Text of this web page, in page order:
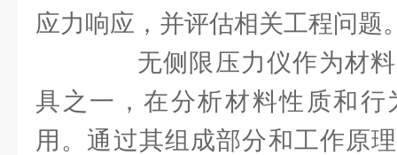
应力响应，并评估相关工程问题
无侧限压力仪作为材料
具之一，在分析材料性质和行
用。通过其组成部分和工作原